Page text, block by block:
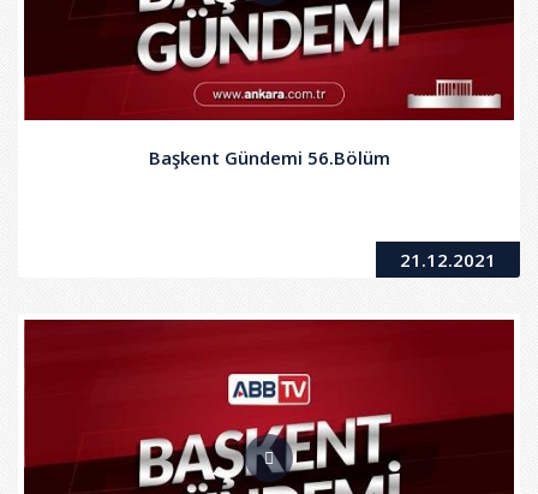
Başkent Gündemi 56.Bölüm
21.12.2021